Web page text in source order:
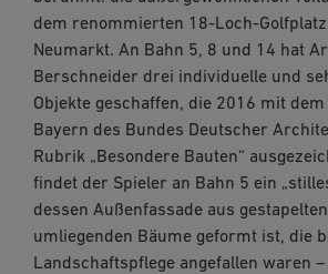
dem renommierten 18-Loch-
Neumarkt. An Bahn 5, 8 und 14 hat
Berschneider drei individuelle und
Objekte geschaffen, die 2016 mit dem
Bayern des Bundes Deutscher
Rubrik „Besondere Bauten“
findet der Spieler an Bahn 5 ein
dessen Außenfassade aus
umliegenden Bäume geformt ist, die
Landschaftspflege angefallen waren